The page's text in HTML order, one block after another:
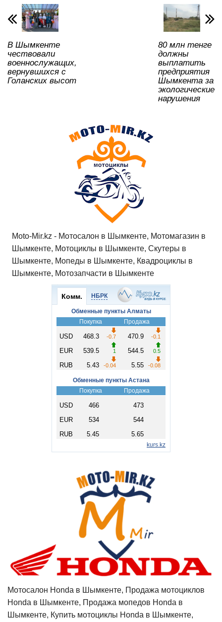
В Шымкенте
чествовали
военнослужащих,
вернувшихся с
Голанских высот
80 млн тенге
должны
выплатить
предприятия
Шымкента за
экологические
нарушения
Moto-Mir.kz - Мотосалон в Шымкенте, Мотомагазин в
Шымкенте, Мотоциклы в Шымкенте, Скутеры в
Шымкенте, Мопеды в Шымкенте, Квадроциклы в
Шымкенте, Мотозапчасти в Шымкенте
Мотосалон Honda в Шымкенте, Продажа мотоциклов
Honda в Шымкенте, Продажа мопедов Honda в
Шымкенте, Купить мотоциклы Honda в Шымкенте,